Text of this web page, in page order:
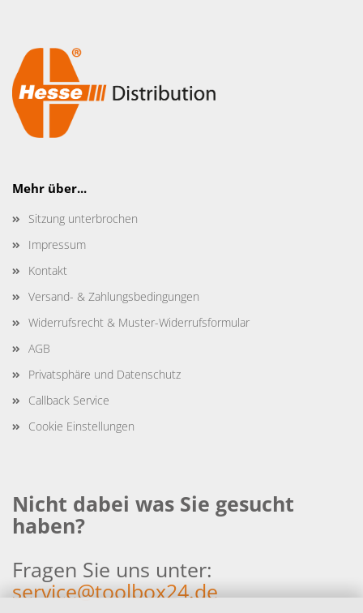
Mehr über...
Sitzung unterbrochen
Impressum
Kontakt
Versand- & Zahlungsbedingungen
Widerrufsrecht & Muster-Widerrufsformular
AGB
Privatsphäre und Datenschutz
Callback Service
Cookie Einstellungen
Nicht dabei was Sie gesucht
haben?
Fragen Sie uns unter:
service@toolbox24.de